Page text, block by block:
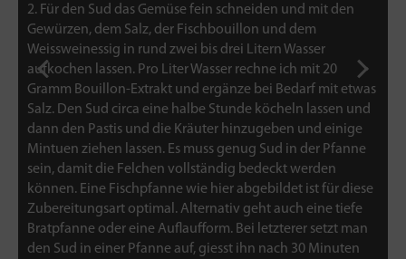
2. Für den Sud das Gemüse fein schneiden und mit den
Gewürzen, dem Salz, der Fischbouillon und dem
Weissweinessig in rund zwei bis drei Litern Wasser
aufkochen lassen. Pro Liter Wasser rechne ich mit 20
Gramm Bouillon-Extrakt und ergänze bei Bedarf mit etwas
Salz. Den Sud circa eine halbe Stunde köcheln lassen und
dann den Pastis und die Kräuter hinzugeben und einige
Mintuen ziehen lassen. Es muss genug Sud in der Pfanne
sein, damit die Felchen vollständig bedeckt werden
können. Eine Fischpfanne wie hier abgebildet ist für diese
Zubereitungsart optimal. Alternativ geht auch eine tiefe
Bratpfanne oder eine Auflaufform. Bei letzterer setzt man
den Sud in einer Pfanne auf, giesst ihn nach 30 Minuten